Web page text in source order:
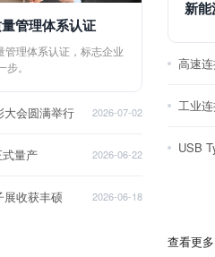
管理体系认证
理体系认证，标志企业
。
大会圆满举行 2026-07-02
量产 2026-06-22
展收获丰硕 2026-06-18
新能
高速
工业
USB
查看更多